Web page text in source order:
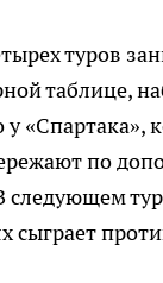
туров
таблице,
«Спартака»,
по
следующем
сыграет